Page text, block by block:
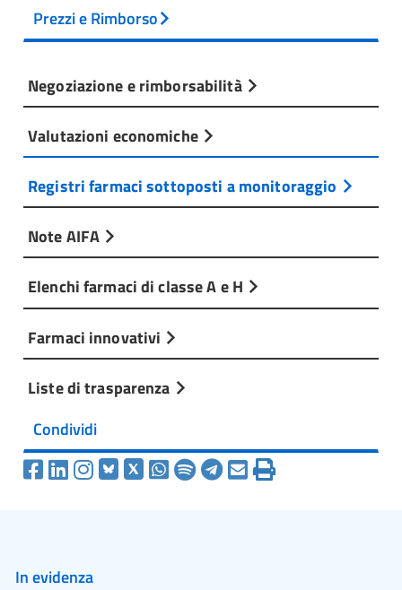
Prezzi e Rimborso
Negoziazione e rimborsabilità
Valutazioni economiche
Registri farmaci sottoposti a monitoraggio
Note AIFA
Elenchi farmaci di classe A e H
Farmaci innovativi
Liste di trasparenza
Condividi
In evidenza